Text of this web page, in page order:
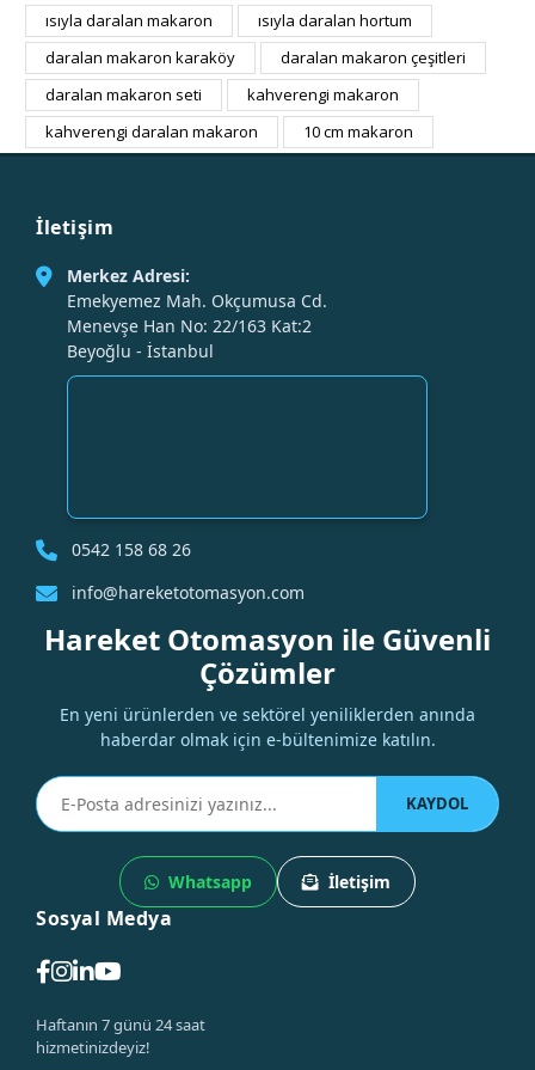
ısıyla daralan makaron
ısıyla daralan hortum
daralan makaron karaköy
daralan makaron çeşitleri
daralan makaron seti
kahverengi makaron
kahverengi daralan makaron
10 cm makaron
İletişim
Merkez Adresi:
Emekyemez Mah. Okçumusa Cd.
Menevşe Han No: 22/163 Kat:2
Beyoğlu - İstanbul
0542 158 68 26
info@hareketotomasyon.com
Hareket Otomasyon ile Güvenli
Çözümler
En yeni ürünlerden ve sektörel yeniliklerden anında
haberdar olmak için e-bültenimize katılın.
KAYDOL
Whatsapp İletişim
Sosyal Medya
Haftanın 7 günü 24 saat
hizmetinizdeyiz!